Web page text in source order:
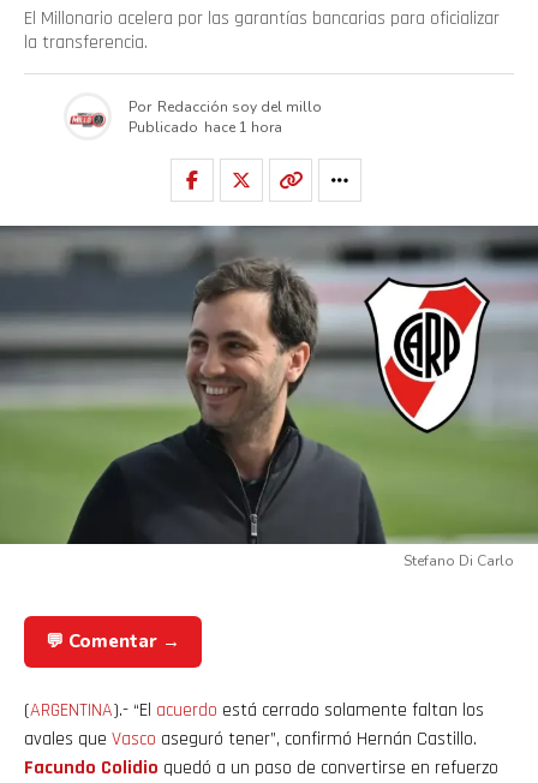
El Millonario acelera por las garantías bancarias para oficializar
la transferencia.
Por Redacción soy del millo
Publicado hace 1 hora
Stefano Di Carlo
💬 Comentar →
(ARGENTINA).- “El acuerdo está cerrado solamente faltan los
avales que Vasco aseguró tener”, confirmó Hernán Castillo.
Facundo Colidio quedó a un paso de convertirse en refuerzo